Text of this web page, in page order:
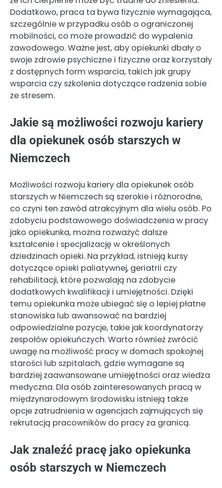
Dodatkowo, praca ta bywa fizycznie wymagająca,
szczególnie w przypadku osób o ograniczonej
mobilności, co może prowadzić do wypalenia
zawodowego. Ważne jest, aby opiekunki dbały o
swoje zdrowie psychiczne i fizyczne oraz korzystały
z dostępnych form wsparcia, takich jak grupy
wsparcia czy szkolenia dotyczące radzenia sobie
ze stresem.
Jakie są możliwości rozwoju kariery
dla opiekunek osób starszych w
Niemczech
Możliwości rozwoju kariery dla opiekunek osób
starszych w Niemczech są szerokie i różnorodne,
co czyni ten zawód atrakcyjnym dla wielu osób. Po
zdobyciu podstawowego doświadczenia w pracy
jako opiekunka, można rozważyć dalsze
kształcenie i specjalizację w określonych
dziedzinach opieki. Na przykład, istnieją kursy
dotyczące opieki paliatywnej, geriatrii czy
rehabilitacji, które pozwalają na zdobycie
dodatkowych kwalifikacji i umiejętności. Dzięki
temu opiekunka może ubiegać się o lepiej płatne
stanowiska lub awansować na bardziej
odpowiedzialne pozycje, takie jak koordynatorzy
zespołów opiekuńczych. Warto również zwrócić
uwagę na możliwość pracy w domach spokojnej
starości lub szpitalach, gdzie wymagane są
bardziej zaawansowane umiejętności oraz wiedza
medyczna. Dla osób zainteresowanych pracą w
międzynarodowym środowisku istnieją także
opcje zatrudnienia w agencjach zajmujących się
rekrutacją pracowników do pracy za granicą.
Jak znaleźć pracę jako opiekunka
osób starszych w Niemczech